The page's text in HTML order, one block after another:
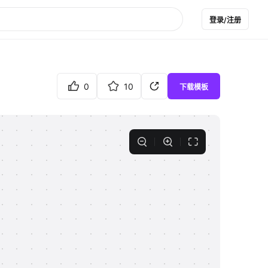
登录/注册
0 10 下载模板